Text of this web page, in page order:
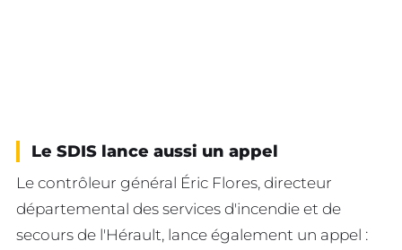
Le SDIS lance aussi un appel
Le contrôleur général Éric Flores, directeur
départemental des services d'incendie et de
secours de l'Hérault, lance également un appel :